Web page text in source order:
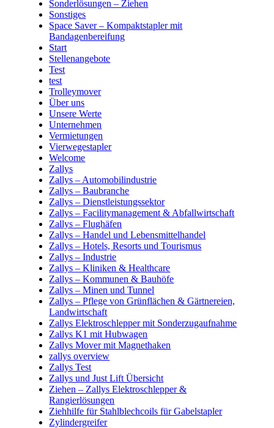
Sonderlösungen – Ziehen
Sonstiges
Space Saver – Kompaktstapler mit
Bandagenbereifung
Start
Stellenangebote
Test
test
Trolleymover
Über uns
Unsere Werte
Unternehmen
Vermietungen
Vierwegestapler
Welcome
Zallys
Zallys – Automobilindustrie
Zallys – Baubranche
Zallys – Dienstleistungssektor
Zallys – Facilitymanagement & Abfallwirtschaft
Zallys – Flughäfen
Zallys – Handel und Lebensmittelhandel
Zallys – Hotels, Resorts und Tourismus
Zallys – Industrie
Zallys – Kliniken & Healthcare
Zallys – Kommunen & Bauhöfe
Zallys – Minen und Tunnel
Zallys – Pflege von Grünflächen & Gärtnereien,
Landwirtschaft
Zallys Elektroschlepper mit Sonderzugaufnahme
Zallys K1 mit Hubwagen
Zallys Mover mit Magnethaken
zallys overview
Zallys Test
Zallys und Just Lift Übersicht
Ziehen – Zallys Elektroschlepper &
Rangierlösungen
Ziehhilfe für Stahlblechcoils für Gabelstapler
Zylindergreifer